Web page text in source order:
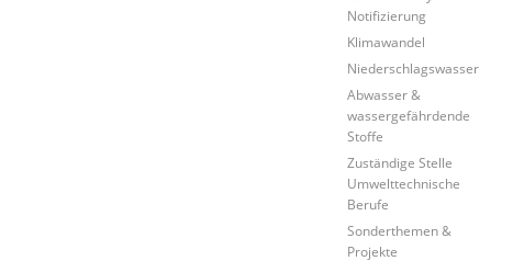
Notifizierung
Klimawandel
Niederschlagswasser
Abwasser &
wassergefährdende
Stoffe
Zuständige Stelle
Umwelttechnische
Berufe
Sonderthemen &
Projekte